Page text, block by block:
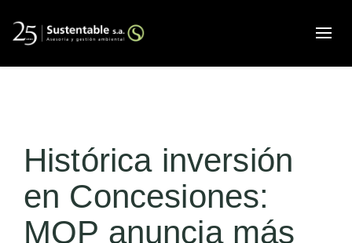
Histórica inversión
en Concesiones:
MOP anuncia más